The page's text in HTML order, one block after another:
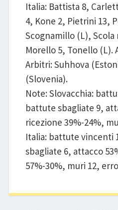
Italia: Battista 8,
4, Kone 2, Pietrini 13,
Scognamillo (L), Scola
Morello 5, Tonello (L).
Arbitri: Suhhova
(Slovenia).
Note: Slovacchia:
battute sbagliate 9,
ricezione 39%-24%,
Italia: battute vincenti
sbagliate 6, attacco
57%-30%, muri 12,